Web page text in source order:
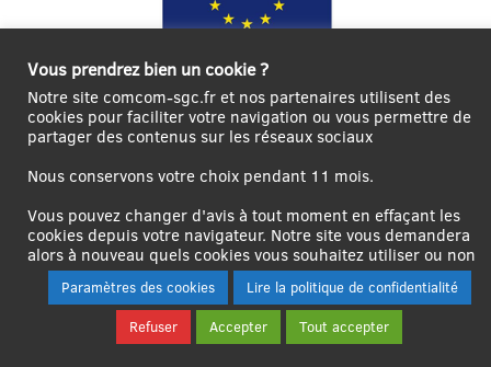
Ce site internet a été cofinancé par l’Union européenne avec le Fonds
Européen de Développement Régional à hauteur de 12 572€
connecter|Se
compte
du
Vous prendrez bien un cookie ?
Notre site comcom-sgc.fr et nos partenaires utilisent des
cookies pour faciliter votre navigation ou vous permettre de
partager des contenus sur les réseaux sociaux
Nous conservons votre choix pendant 11 mois.
Vous pouvez changer d'avis à tout moment en effaçant les
cookies depuis votre navigateur. Notre site vous demandera
alors à nouveau quels cookies vous souhaitez utiliser ou non
Paramètres des cookies
Lire la politique de confidentialité
Refuser
Accepter Tout accepter